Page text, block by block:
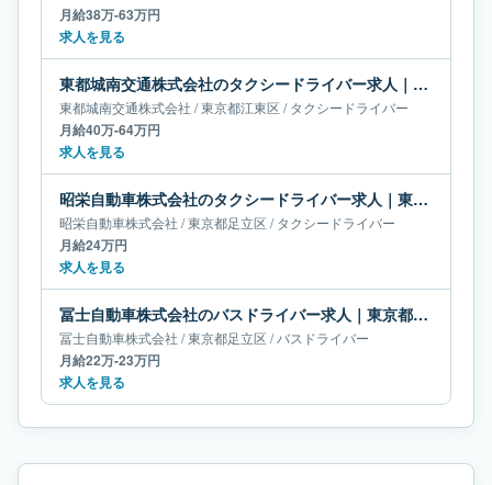
月給38万-63万円
求人を見る
東都城南交通株式会社のタクシードライバー求人｜東京都江東区｜月給40万-64万円
東都城南交通株式会社 /東京都江東区 /タクシードライバー
月給40万-64万円
求人を見る
昭栄自動車株式会社のタクシードライバー求人｜東京都足立区｜月給24万円
昭栄自動車株式会社 /東京都足立区 /タクシードライバー
月給24万円
求人を見る
冨士自動車株式会社のバスドライバー求人｜東京都足立区｜月給22万-23万円
冨士自動車株式会社 /東京都足立区 /バスドライバー
月給22万-23万円
求人を見る